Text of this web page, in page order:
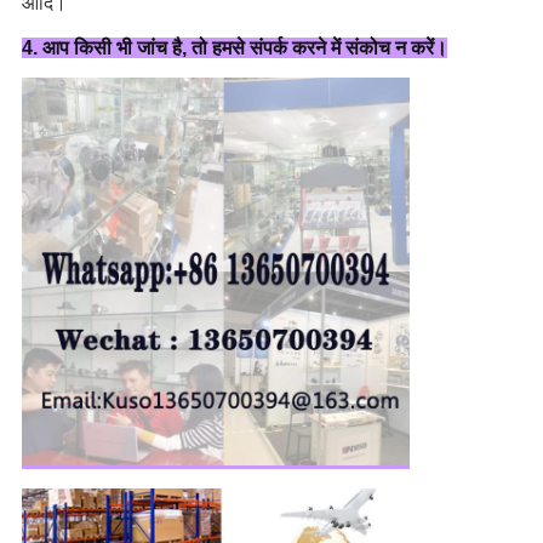
4. आप किसी भी जांच है, तो हमसे संपर्क करने में संकोच न करें।